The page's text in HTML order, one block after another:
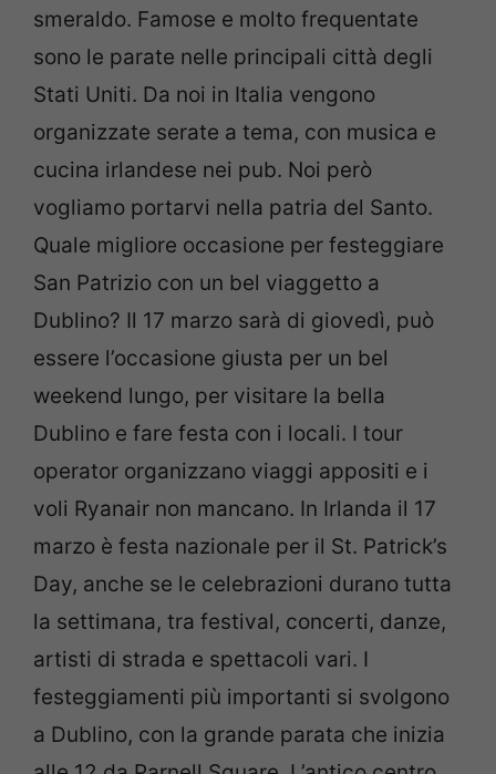
smeraldo. Famose e molto frequentate
sono le parate nelle principali città degli
Stati Uniti. Da noi in Italia vengono
organizzate serate a tema, con musica e
cucina irlandese nei pub. Noi però
vogliamo portarvi nella patria del Santo.
Quale migliore occasione per festeggiare
San Patrizio con un bel viaggetto a
Dublino? Il 17 marzo sarà di giovedì, può
essere l’occasione giusta per un bel
weekend lungo, per visitare la bella
Dublino e fare festa con i locali. I tour
operator organizzano viaggi appositi e i
voli Ryanair non mancano. In Irlanda il 17
marzo è festa nazionale per il St. Patrick’s
Day, anche se le celebrazioni durano tutta
la settimana, tra festival, concerti, danze,
artisti di strada e spettacoli vari. I
festeggiamenti più importanti si svolgono
a Dublino, con la grande parata che inizia